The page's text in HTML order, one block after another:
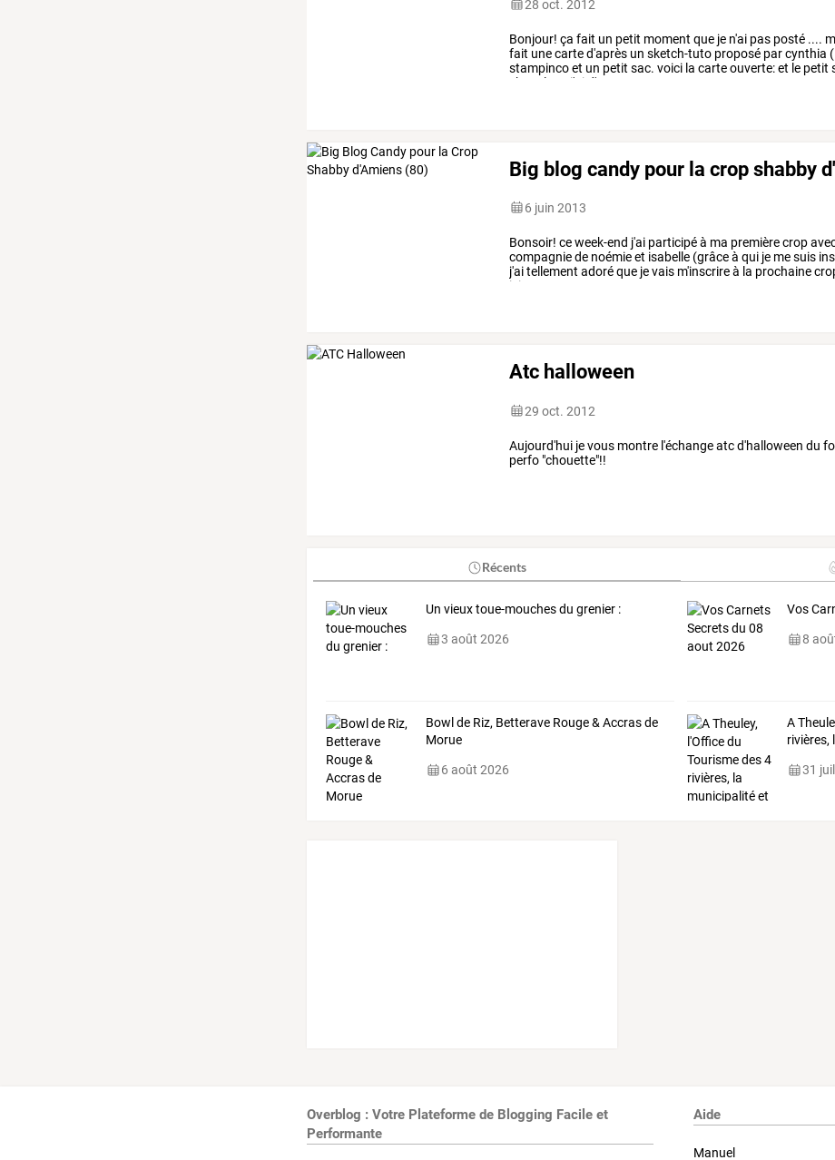
28 oct. 2012
Bonjour! ça fait un petit moment que je n'ai pas posté ....
fait unecarted'après un sketch-tuto proposé parcynthia
stampincoet un petit sac. voici la carteouverte:et le petit
chocolats:
j'ai d'autres
Big blog candy pour la crop shabby
6 juin 2013
Bonsoir! ceweek-end j'ai participéà ma premièrecrop
compagniede noémieet isabelle (grâceà qui je mesuis
j'aitellement adoréque jevais m'inscrireà la prochaine
ici:
Atc halloween
29 oct. 2012
Aujourd'hui je vous montre l'échange atc d'halloween du
perfo "chouette"!!
Récents
Un vieux toue-mouches du grenier :
3 août 2026
Vos
8
Bowl de Riz, Betterave Rouge & Accras de
Morue
6 août 2026
A
rivières,
31
Overblog : Votre Plateforme de Blogging Facile et
Performante
Aide
Manuel